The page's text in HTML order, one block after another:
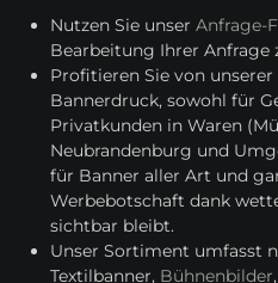
Nutzen Sie unserAnfrage-
Bearbeitung Ihrer Anfrage
Profitieren Sie von unserer
Bannerdruck, sowohl für
Privatkunden in Waren
Neubrandenburg und
für Banner aller Art und
Werbebotschaft dank
sichtbar bleibt.
Unser Sortiment umfasst
Textilbanner, Bühnenbilder